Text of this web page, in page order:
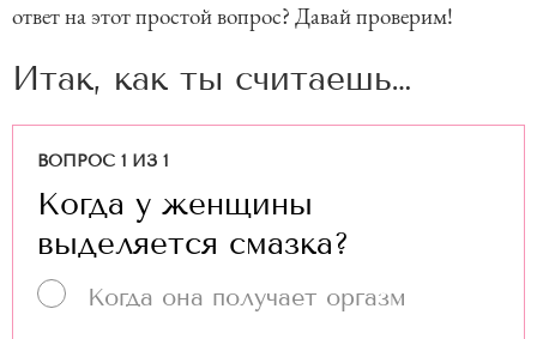
ответ на этот простой вопрос? Давай проверим!
Итак, как ты считаешь…
ВОПРОС 1 ИЗ 1
Когда у женщины
выделяется смазка?
Когда она получает оргазм